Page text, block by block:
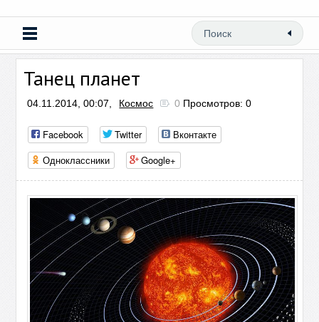
Танец планет
04.11.2014, 00:07, Космос 0 Просмотров: 0
Facebook Twitter
Вконтакте
Одноклассники
Google+